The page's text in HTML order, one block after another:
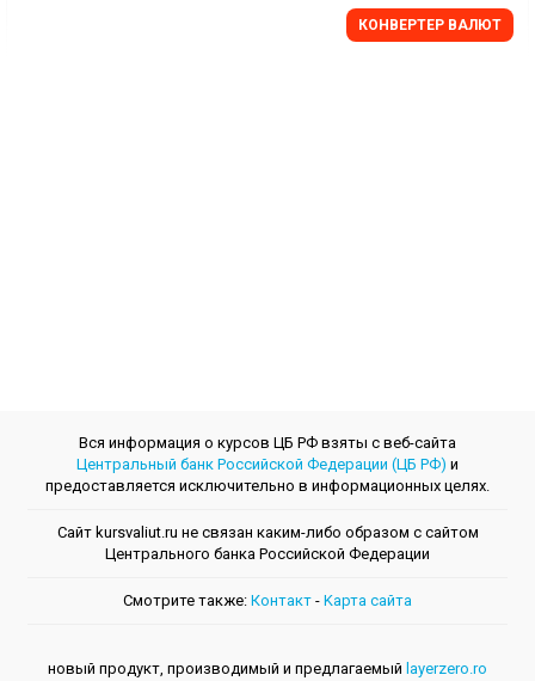
КОНВЕРТЕР ВАЛЮТ
Вся информация о курсов ЦБ РФ взяты с веб-сайта
Центральный банк Российской Федерации (ЦБ РФ) и
предоставляется исключительно в информационных целях.
Сайт kursvaliut.ru не связан каким-либо образом с сайтом
Центрального банкa Российской Федерации
Смотрите также: Контакт - Kарта сайта
новый продукт, производимый и предлагаемый layerzero.ro